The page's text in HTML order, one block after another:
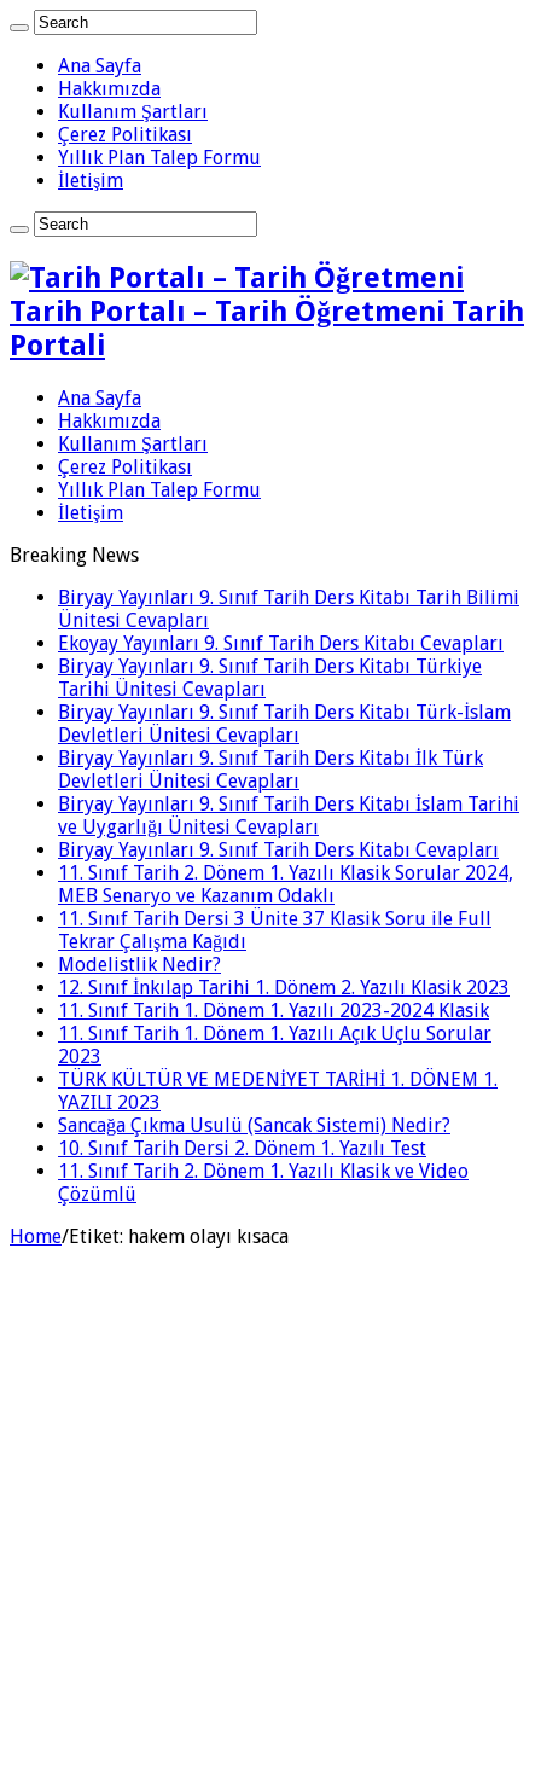
Ana Sayfa
Hakkımızda
Kullanım Şartları
Çerez Politikası
Yıllık Plan Talep Formu
İletişim
Tarih Portalı – Tarih Öğretmeni Tarih
Portali
Ana Sayfa
Hakkımızda
Kullanım Şartları
Çerez Politikası
Yıllık Plan Talep Formu
İletişim
Breaking News
Biryay Yayınları 9. Sınıf Tarih Ders Kitabı Tarih Bilimi
Ünitesi Cevapları
Ekoyay Yayınları 9. Sınıf Tarih Ders Kitabı Cevapları
Biryay Yayınları 9. Sınıf Tarih Ders Kitabı Türkiye
Tarihi Ünitesi Cevapları
Biryay Yayınları 9. Sınıf Tarih Ders Kitabı Türk-İslam
Devletleri Ünitesi Cevapları
Biryay Yayınları 9. Sınıf Tarih Ders Kitabı İlk Türk
Devletleri Ünitesi Cevapları
Biryay Yayınları 9. Sınıf Tarih Ders Kitabı İslam Tarihi
ve Uygarlığı Ünitesi Cevapları
Biryay Yayınları 9. Sınıf Tarih Ders Kitabı Cevapları
11. Sınıf Tarih 2. Dönem 1. Yazılı Klasik Sorular 2024,
MEB Senaryo ve Kazanım Odaklı
11. Sınıf Tarih Dersi 3 Ünite 37 Klasik Soru ile Full
Tekrar Çalışma Kağıdı
Modelistlik Nedir?
12. Sınıf İnkılap Tarihi 1. Dönem 2. Yazılı Klasik 2023
11. Sınıf Tarih 1. Dönem 1. Yazılı 2023-2024 Klasik
11. Sınıf Tarih 1. Dönem 1. Yazılı Açık Uçlu Sorular
2023
TÜRK KÜLTÜR VE MEDENİYET TARİHİ 1. DÖNEM 1.
YAZILI 2023
Sancağa Çıkma Usulü (Sancak Sistemi) Nedir?
10. Sınıf Tarih Dersi 2. Dönem 1. Yazılı Test
11. Sınıf Tarih 2. Dönem 1. Yazılı Klasik ve Video
Çözümlü
Home/Etiket: hakem olayı kısaca